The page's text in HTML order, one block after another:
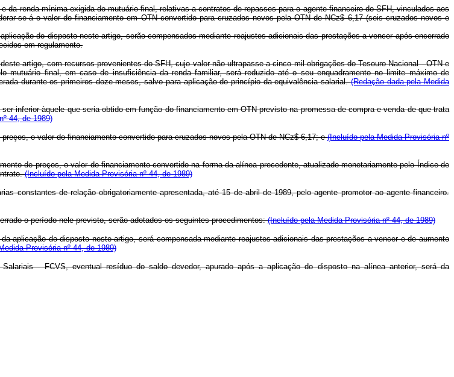
da renda mínima exigida do mutuário final, relativas a contratos de repasses para o agente financeiro do SFH, vinculados aos
se-á o valor do financiamento em OTN convertido para cruzados novos pela OTN de NCz$ 6,17 (seis cruzados novos e
do disposto neste artigo, serão compensados mediante reajustes adicionais das prestações a vencer após encerrado
em regulamento.
artigo, com recursos provenientes do SFH, cujo valor não ultrapasse a cinco mil obrigações do Tesouro Nacional - OTN e
final, em caso de insuficiência da renda familiar, será reduzido até o seu enquadramento no limite máximo de
durante os primeiros doze meses, salvo para aplicação do princípio da equivalência salarial.(Redação dada pela Medida
inferior àquele que seria obtido em função do financiamento em OTN previsto na promessa de compra e venda de que trata
44, de 1989)
o valor do financiamento convertido para cruzados novos pela OTN de NCz$ 6,17; e(Incluído pela Medida Provisória nº
de preços, o valor do financiamento convertido na forma da alínea precedente, atualizado monetariamente pelo Índice de
(Incluído pela Medida Provisória nº 44, de 1989)
constantes de relação obrigatoriamente apresentada, até 15 de abril de 1989, pelo agente promotor ao agente financeiro.
o período nele previsto, serão adotados os seguintes procedimentos:(Incluído pela Medida Provisória nº 44, de 1989)
aplicação do disposto neste artigo, será compensada mediante reajustes adicionais das prestações a vencer e de aumento
Provisória nº 44, de 1989)
- FCVS, eventual resíduo do saldo devedor, apurado após a aplicação do disposto na alínea anterior, será da